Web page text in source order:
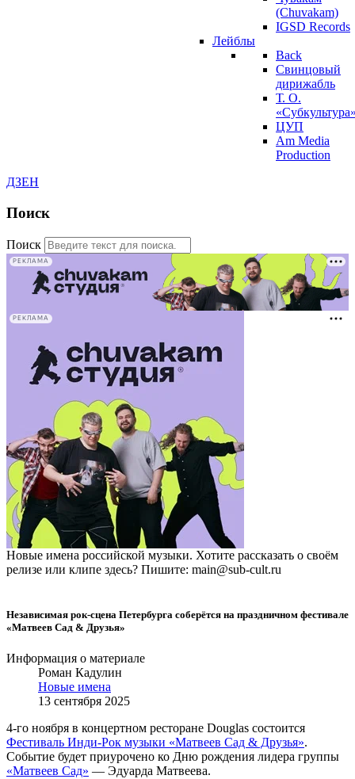
(Chuvakam)
IGSD Records
Лейблы
Back
Свинцовый
дирижабль
Т. О.
ЦУП
Am Media
Production
ДЗЕН
Поиск
Поиск
РЕКЛАМА
РЕКЛАМА
Новые имена российской музыки. Хотите рассказать о своём
релизе или клипе здесь? Пишите: main@sub-cult.ru
Независимая рок-сцена Петербурга соберётся на праздничном фестивале
«Матвеев Сад & Друзья»
Информация о материале
Роман Кадулин
Новые имена
13 сентября 2025
4-го ноября в концертном ресторане Douglas состоится
Фестиваль Инди-Рок музыки «Матвеев Сад & Друзья».
Событие будет приурочено ко Дню рождения лидера группы
«Матвеев Сад» — Эдуарда Матвеева.